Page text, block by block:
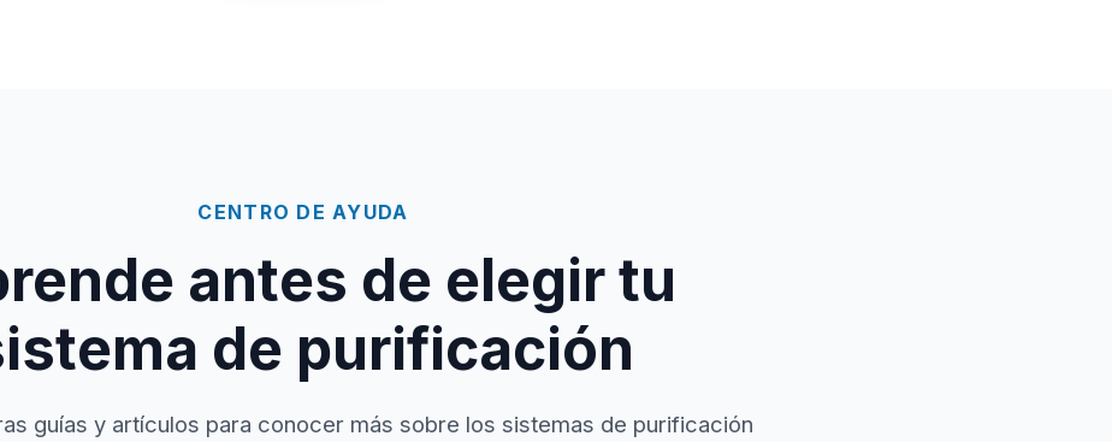
CENTRO DE AYUDA
antes de elegir tu
de purificación
guías y artículos para conocer más sobre los sistemas de purificación